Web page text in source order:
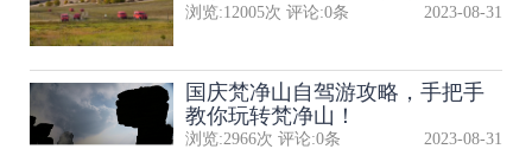
浏览:12005次 评论:0条 2023-08-31
国庆梵净山自驾游攻略，手把手
教你玩转梵净山！
浏览:2966次 评论:0条 2023-08-31